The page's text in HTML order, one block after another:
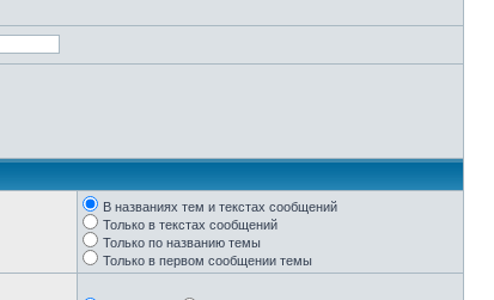
В названиях тем и текстах сообщений
Только в текстах сообщений
Только по названию темы
Только в первом сообщении темы